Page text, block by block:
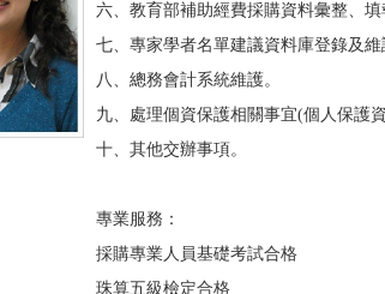
六、教育部補助經費採購資料彙整、填
七、專家學者名單建議資料庫登錄及維
八、總務會計系統維護。
九、處理個資保護相關事宜(個人保護
十、其他交辦事項。
專業服務：
採購專業人員基礎考試合格
珠算五級檢定合格